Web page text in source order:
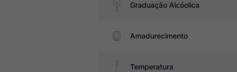
Graduação Alcóolica
Amadurecimento
Temperatura